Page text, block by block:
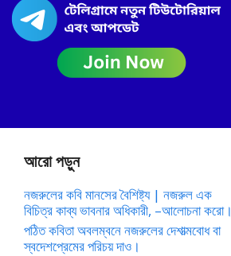
আরো পড়ুন
নজরুলের কবি মানসের বৈশিষ্ট্য | নজরুল এক
বিচিত্র কাব্য ভাবনার অধিকারী, –আলোচনা করো।
পঠিত কবিতা অবলম্বনে নজরুলের দেশাত্মবোধ বা
স্বদেশপ্রেমের পরিচয় দাও।